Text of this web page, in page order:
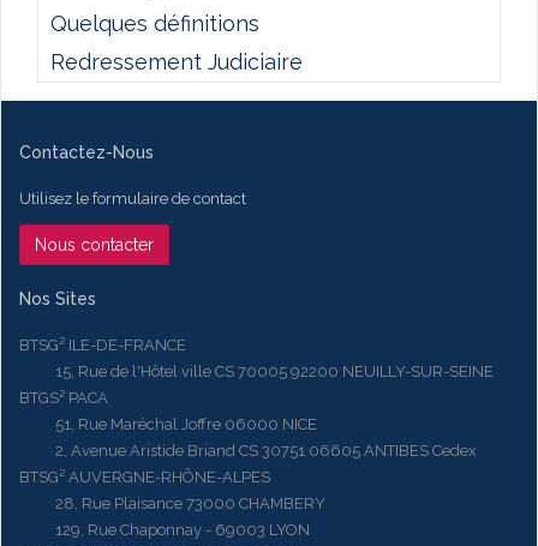
Quelques définitions
Redressement Judiciaire
Contactez-Nous
Utilisez le formulaire de contact
Nous contacter
Nos Sites
BTSG² ILE-DE-FRANCE
15, Rue de l'Hôtel ville CS 70005 92200 NEUILLY-SUR-SEINE
BTGS² PACA
51, Rue Maréchal Joffre 06000 NICE
2, Avenue Aristide Briand CS 30751 06605 ANTIBES Cedex
BTSG² AUVERGNE-RHÔNE-ALPES
28, Rue Plaisance 73000 CHAMBERY
129, Rue Chaponnay - 69003 LYON